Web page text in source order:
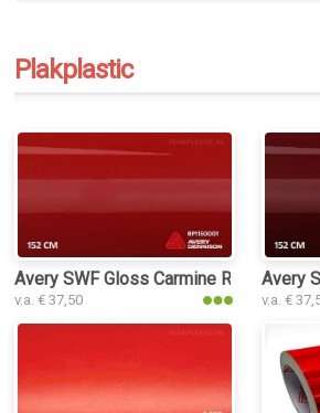
Plakplastic
Avery SWF Gloss Carmine Red
v.a. € 37,50
Avery
v.a. €